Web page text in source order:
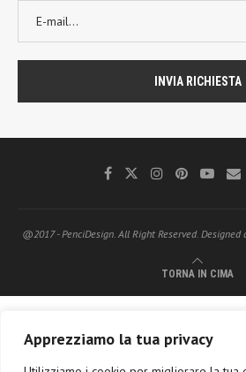
Apprezziamo la tua privacy
@2017 - PenciDesign. All Right Reserved. Designed
TORNA IN CIMA